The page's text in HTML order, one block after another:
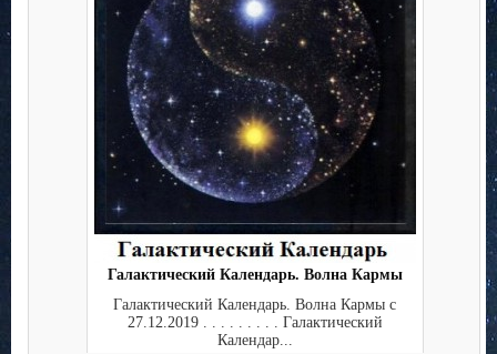
Галактический Календарь. Волна Кармы
Галактический Календарь. Волна Кармы с
27.12.2019 . . . . . . . . . Галактический
Календар...